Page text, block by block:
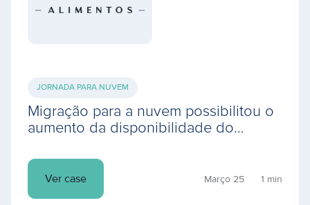
JORNADA PARA NUVEM
Migração para a nuvem possibilitou o
aumento da disponibilidade do
mais produtividade
Ver case Março 25 1 min